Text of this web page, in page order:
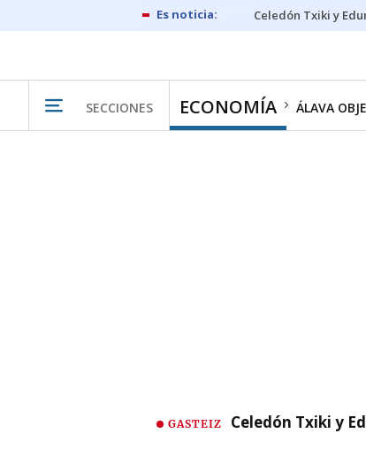
Celedón Txiki y
SECCIONES ECONOMÍA ÁLAVA
GASTEIZ Celedón Txiki y